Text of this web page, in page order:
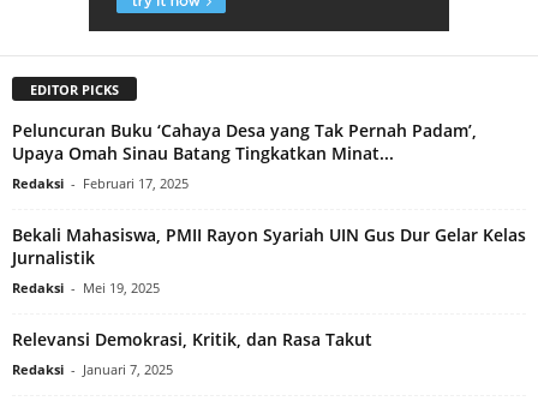
EDITOR PICKS
Peluncuran Buku ‘Cahaya Desa yang Tak Pernah Padam’,
Upaya Omah Sinau Batang Tingkatkan Minat...
Redaksi - Februari 17, 2025
Bekali Mahasiswa, PMII Rayon Syariah UIN Gus Dur Gelar Kelas
Jurnalistik
Redaksi - Mei 19, 2025
Relevansi Demokrasi, Kritik, dan Rasa Takut
Redaksi - Januari 7, 2025